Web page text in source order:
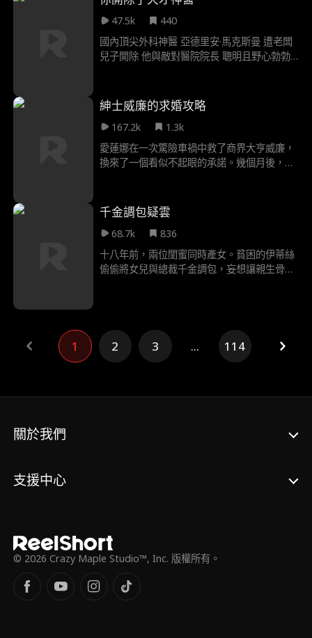
47.5k
440
國內頂尖外科神醫 亞德里安·馬克斯曼 遭老闆
兒子開除 他與敵對醫院院長 聰明且野心勃勃
一切都已經太遲了
紳士威廉的求婚攻略
167.2k
1.3k
愛蓮娜在一次驚險車禍中救了商界大亨威廉，
換來了一個看似不起眼的承諾。幾個月後，威
果斷解除婚約，卻也陷入祖母病情惡化與未完
成婚禮心願的雙重壓力。為了完成祖母的願
望，她向威廉提出簽下一年秘密婚約。 威廉視
此為追求真愛的最佳機會，當他守護她的同
時，愛蓮娜的心也逐漸被打動。 秘密婚約背
千金調包疑雲
68.7k
836
十八年前，兩位閨蜜同時產女。貧困的伊蒂絲
偷偷將女兒與總裁千金調包，妄想讓親生骨肉
「別人的女兒」，竟是親生骨肉……
1 2 3 ... 114
關於我們
支援中心
© 2026 Crazy Maple Studio™, Inc. 版權所有。